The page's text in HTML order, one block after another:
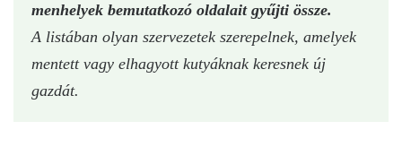
menhelyek bemutatkozó oldalait gyűjti össze.
A listában olyan szervezetek szerepelnek, amelyek
mentett vagy elhagyott kutyáknak keresnek új
gazdát.